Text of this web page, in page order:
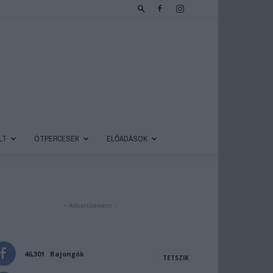
ÖTPERCESEK ELŐADÁSOK
- Advertisement -
46,301 Rajongók TETSZIK